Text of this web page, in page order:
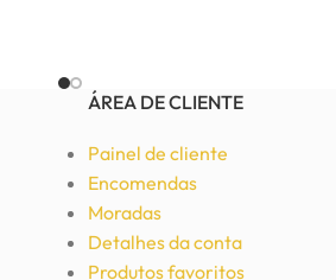
ÁREA DE CLIENTE
Painel de cliente
Encomendas
Moradas
Detalhes da conta
Produtos favoritos